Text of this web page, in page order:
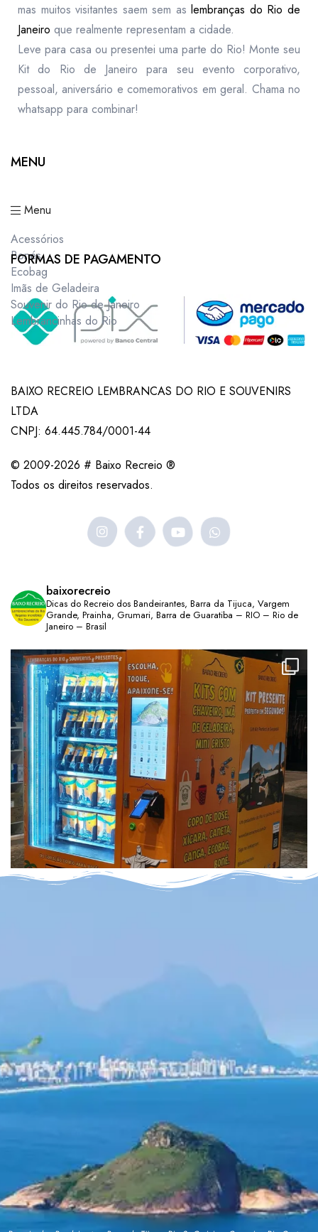
mas muitos visitantes saem sem aslembranças do Rio de
Janeiro que realmente representam a cidade.
Leve para casa ou presentei uma parte do Rio! Monte seu
Kit do Rio de Janeiro para seu evento corporativo,
pessoal, aniversário e comemorativos em geral. Chama no
whatsapp para combinar!
MENU
Menu
Acessórios
Bonés
Ecobag
Imãs de Geladeira
Souvenir do Rio de Janeiro
Lembrancinhas do Rio
FORMAS DE PAGAMENTO
BAIXO RECREIO LEMBRANCAS DO RIO E SOUVENIRS
LTDA
CNPJ: 64.445.784/0001-44
© 2009-2026 # Baixo Recreio ®
Todos os direitos reservados.
baixorecreio
Dicas do Recreio dos Bandeirantes, Barra da Tijuca, Vargem
Grande, Prainha, Grumari, Barra de Guaratiba – RIO – Rio de
Janeiro – Brasil